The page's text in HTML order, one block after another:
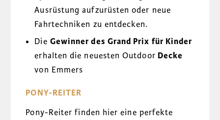
Ausrüstung aufzurüsten oder neue
Fahrtechniken zu entdecken.
Die Gewinner des Grand Prix für Kinder
erhalten die neuesten Outdoor Decke
von Emmers
PONY-REITER
Pony-Reiter finden hier eine perfekte